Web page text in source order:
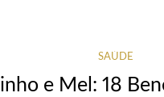
SAÚDE
e Mel: 18